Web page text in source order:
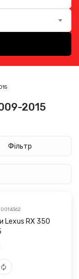
2015
Фільтр
Lexus RX 350